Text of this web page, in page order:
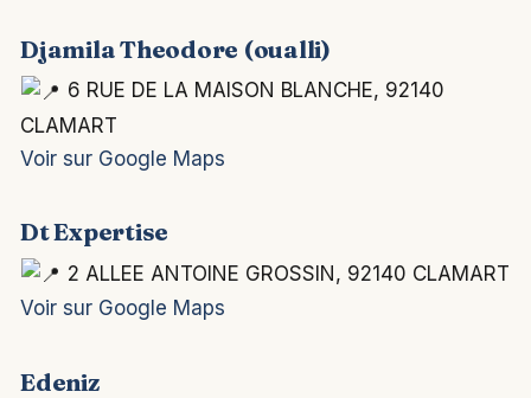
Djamila Theodore (oualli)
6 RUE DE LA MAISON BLANCHE, 92140
CLAMART
Voir sur Google Maps
Dt Expertise
2 ALLEE ANTOINE GROSSIN, 92140 CLAMART
Voir sur Google Maps
Edeniz